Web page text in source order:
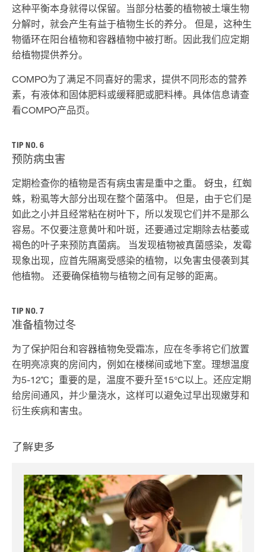
这种平衡本身就得以保留。当部分枯萎的植物被土壤生物
分解时，就会产生有益于植物生长的养分。 但是，这种生
物循环在阳台植物和容器植物中被打断。因此我们应定期
给植物提供养分。
COMPO为了满足不同喜好的需求，提供不同形态的营养
素，有液体和固体肥料或缓释肥或肥料棒。具体信息请查
看COMPO产品页。
TIP NO. 6
预防病虫害
定期检查你的植物是否有病虫害是重中之重。 蚜虫，红蜘
蛛，粉虱等大部分出现在整个菌落中。 但是，由于它们是
如此之小并且经常粘在树叶下，所以发现它们并不是那么
容易。不仅要注意黄叶和叶斑，还要通过定期除去枯​​萎或
褐色的叶子来预防真菌病。 当发现植物被真菌感染，发霉
现象出现，应首先隔离受感染的植物，以免害虫侵袭到其
他植物。 还要确保植物与植物之间有足够的距离。
TIP NO. 7
准备植物过冬
为了保护阳台和容器植物免受霜冻，应在冬季将它们放置
在明亮凉爽的房间内，例如在楼梯间或地下室。理想温度
为5-12℃；重要的是，温度不要升至15°C以上。还应定期
给房间通风，并少量浇水，这样可以避免过早出现嫩芽和
衍生疾病和害虫。
了解更多